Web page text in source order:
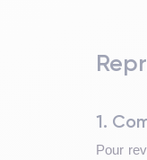
1.
Pour